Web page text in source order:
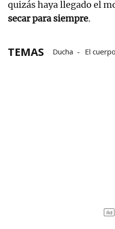
quizás haya llegado el
secar para siempre.
TEMAS Ducha El cuerpo